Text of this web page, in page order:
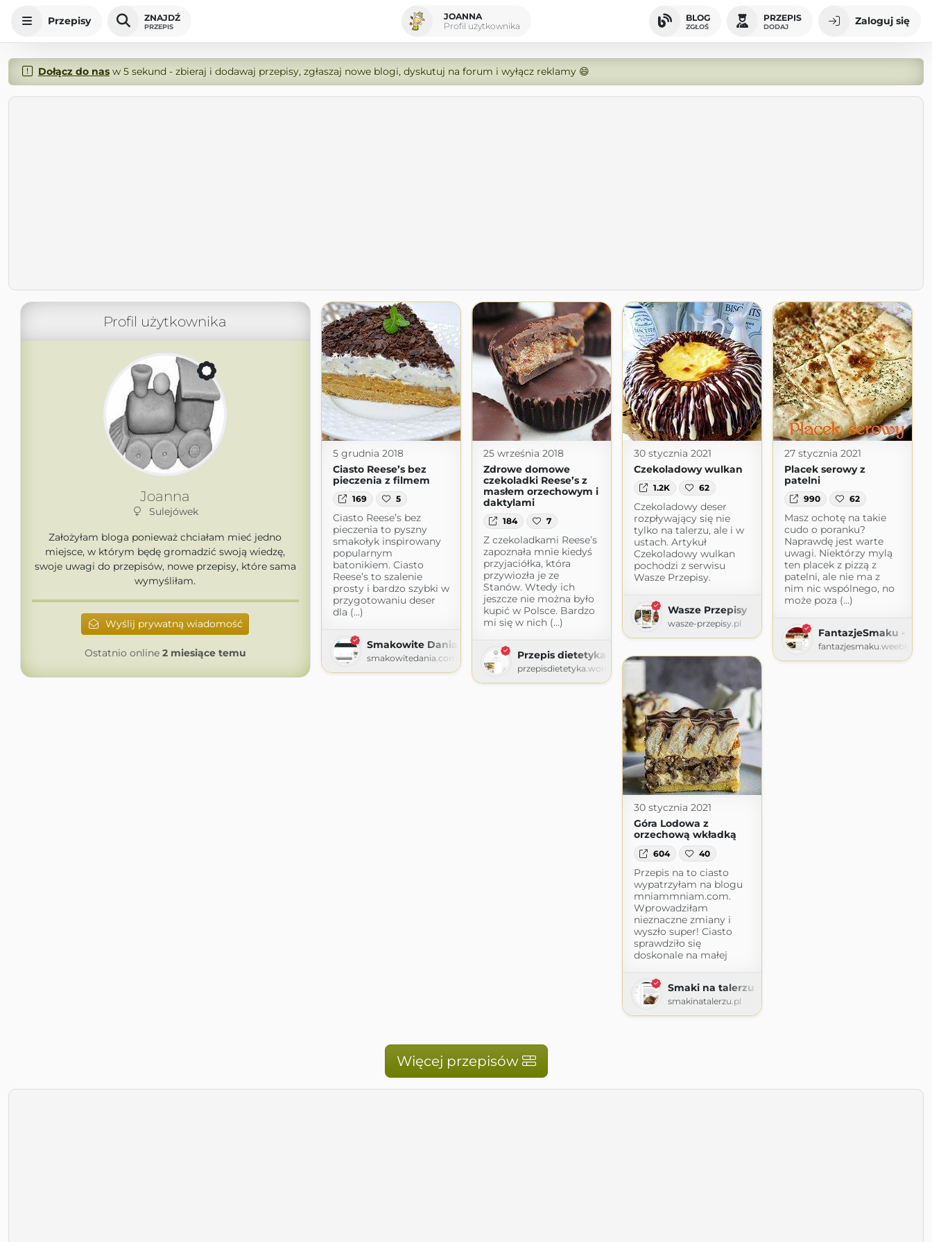
Przepisy ZNAJDŹ
PRZEPIS
JOANNA
Profil użytkownika
BLOG
ZGŁOŚ
PRZEPIS
DODAJ Zaloguj się
Dołącz do nasw 5 sekund - zbieraj i dodawaj przepisy, zgłaszaj nowe blogi, dyskutuj na forum i wyłącz reklamy 😄
Profil użytkownika
Joanna
Sulejówek
Założyłam bloga ponieważ chciałam mieć jedno
miejsce, w którym będę gromadzić swoją wiedzę,
swoje uwagi do przepisów, nowe przepisy, które sama
wymyśliłam.
Wyślij prywatną wiadomość
Ostatnio online 2 miesiące temu
5 grudnia 2018
Ciasto Reese’s bez
pieczenia z filmem
169 5
Ciasto Reese’s bez
pieczenia to pyszny
smakołyk inspirowany
popularnym
batonikiem. Ciasto
Reese’s to szalenie
prosty i bardzo szybki w
przygotowaniu deser
dla (...)
Smakowite Dania
smakowitedania.com
25 września 2018
Zdrowe domowe
czekoladki Reese’s z
masłem orzechowym i
daktylami
184 7
Z czekoladkami Reese’s
zapoznała mnie kiedyś
przyjaciółka, która
przywiozła je ze
Stanów. Wtedy ich
jeszcze nie można było
kupić w Polsce. Bardzo
mi się w nich (...)
Przepis dietetyka
przepisdietetyka.wordpress.com
30 stycznia 2021
Czekoladowy wulkan
1.2K 62
Czekoladowy deser
rozpływający się nie
tylko na talerzu, ale i w
ustach. Artykuł
Czekoladowy wulkan
pochodzi z serwisu
Wasze Przepisy.
Wasze Przepisy
wasze-przepisy.pl
27 stycznia 2021
Placek serowy z
patelni
990 62
Masz ochotę na takie
cudo o poranku?
Naprawdę jest warte
uwagi. Niektórzy mylą
ten placek z pizzą z
patelni, ale nie ma z
nim nic wspólnego, no
może poza (...)
FantazjeSmaku -
fantazjesmaku.weebly.com
30 stycznia 2021
Góra Lodowa z
orzechową wkładką
604 40
Przepis na to ciasto
wypatrzyłam na blogu
mniammniam.com.
Wprowadziłam
nieznaczne zmiany i
wyszło super! Ciasto
sprawdziło się
doskonale na małej
Smaki na talerzu
smakinatalerzu.pl
Więcej przepisów